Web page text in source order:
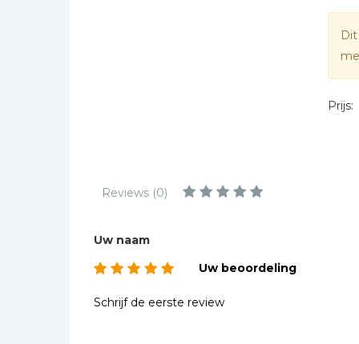
Toeristische kaarten en
Taalstudie
Wenskaarten
Prijs:
Reviews (0)
Uw naam
Uw beoordeling
Schrijf de eerste review